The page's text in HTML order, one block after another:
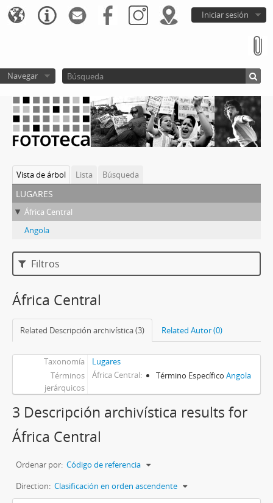
Iniciar sesión
Navegar
Vista de árbol Lista Búsqueda
lugares
África Central
Angola
Filtros
África Central
Related Descripción archivística (3) Related Autor (0)
Taxonomía
Lugares
Términos
jerárquicos
África Central Término Específico Angola
3 Descripción archivística results for
África Central
Ordenar por: Código de referencia
Direction: Clasificación en orden ascendente